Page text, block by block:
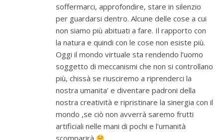
soffermarci, approfondire, stare in silenzio
per guardarsi dentro. Alcune delle cose a cui
non siamo più abituati a fare. Il rapporto con
la natura e quindi con le cose non esiste più.
Oggi il mondo virtuale sta rendendo l’uomo
soggetto di meccanismi che non si controllano
più, chissà se riusciremo a riprenderci la
nostra umanita’ e diventare padroni della
nostra creatività e ripristinare la sinergia con il
mondo ,se ciò non avverrà saremo frutti
artificiali nelle mani di pochi e l’umanità
scomparirà